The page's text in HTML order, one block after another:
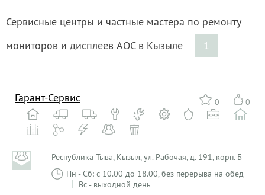
Сервисные центры и частные мастера по ремонту
мониторов и дисплеев AOC в Кызыле
1
0 0
Гарант-Сервис
Республика Тыва, Кызыл, ул. Рабочая, д. 191, корп. Б
Пн - Сб: с 10.00 до 18.00, без перерыва на обед
Вс - выходной день